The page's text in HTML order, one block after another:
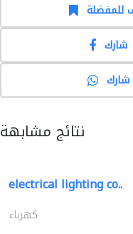
للمفضلة
شارك
شارك
نتائج مشابهة
electrical lighting co..
كهرباء